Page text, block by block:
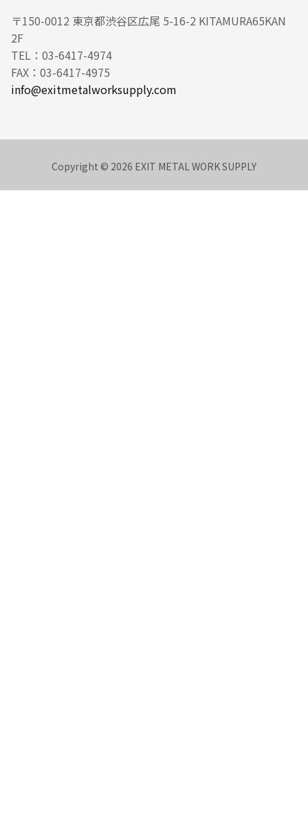
〒150-0012 東京都渋谷区広尾 5-16-2 KITAMURA65KAN
2F
TEL：03-6417-4974
FAX：03-6417-4975
info@exitmetalworksupply.com
Copyright © 2026 EXIT METAL WORK SUPPLY